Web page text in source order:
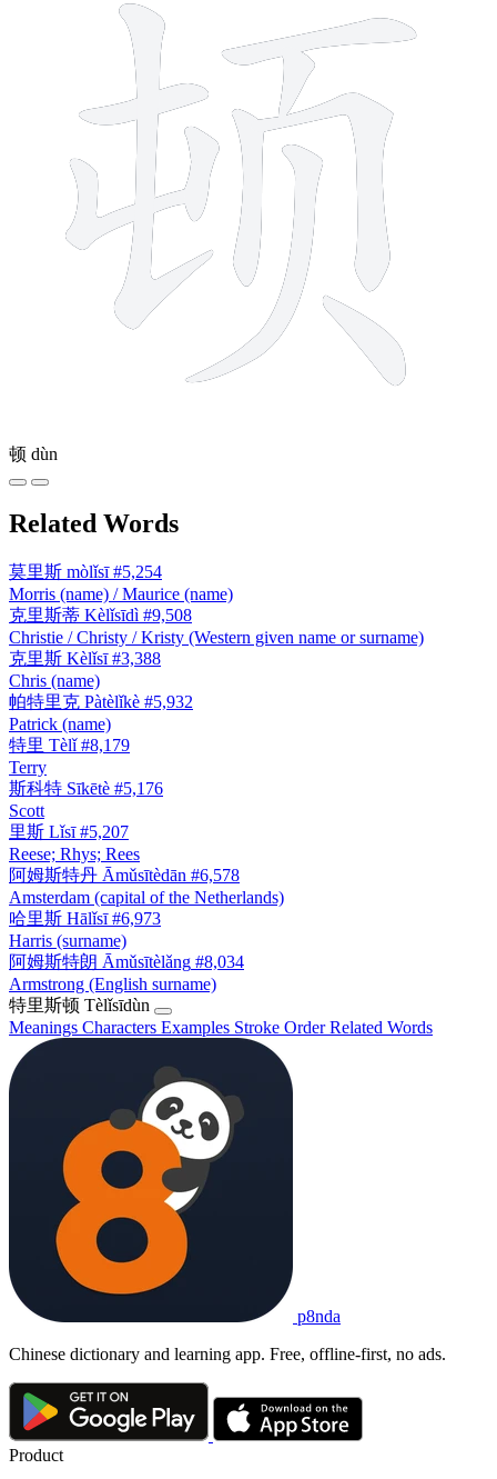
顿 dùn
Related Words
莫里斯 mòlǐsī #5,254
Morris (name) / Maurice (name)
克里斯蒂 Kèlǐsīdì #9,508
Christie / Christy / Kristy (Western given name or surname)
克里斯 Kèlǐsī #3,388
Chris (name)
帕特里克 Pàtèlǐkè #5,932
Patrick (name)
特里 Tèlǐ #8,179
Terry
斯科特 Sīkētè #5,176
Scott
里斯 Lǐsī #5,207
Reese; Rhys; Rees
阿姆斯特丹 Āmǔsītèdān #6,578
Amsterdam (capital of the Netherlands)
哈里斯 Hālǐsī #6,973
Harris (surname)
阿姆斯特朗 Āmǔsītèlǎng #8,034
Armstrong (English surname)
特里斯顿 Tèlǐsīdùn
Meanings Characters Examples Stroke OrderRelated Words
p8nda
Chinese dictionary and learning app. Free, offline-first, no ads.
Product